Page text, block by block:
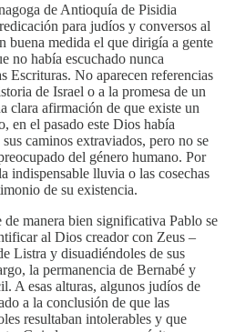
de Antioquía de Pisidia
para judíos y conversos al
buena medida el que dirigía a gente
no había escuchado nunca
Escrituras. No aparecen referencias
de Israel o a la promesa de un
clara afirmación de que existe un
en el pasado este Dios había
caminos extraviados, pero no se
del género humano. Por
indispensable lluvia o las cosechas
de su existencia.
manera bien significativa Pablo se
al Dios creador con Zeus –
Listra y disuadiéndoles de sus
la permanencia de Bernabé y
A esas alturas, algunos judíos de
a la conclusión de que las
resultaban intolerables y que